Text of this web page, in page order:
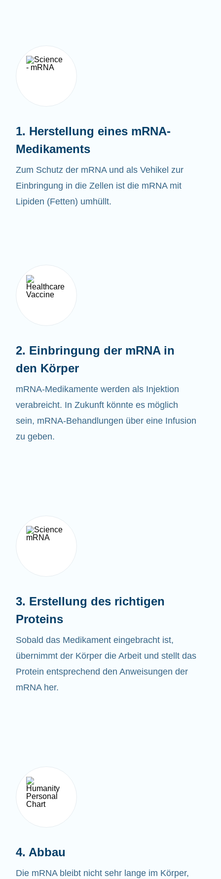
1. Herstellung eines mRNA-
Medikaments
Zum Schutz der mRNA und als Vehikel zur
Einbringung in die Zellen ist die mRNA mit
Lipiden (Fetten) umhüllt.
2. Einbringung der mRNA in
den Körper
mRNA-Medikamente werden als Injektion
verabreicht. In Zukunft könnte es möglich
sein, mRNA-Behandlungen über eine Infusion
zu geben.
3. Erstellung des richtigen
Proteins
Sobald das Medikament eingebracht ist,
übernimmt der Körper die Arbeit und stellt das
Protein entsprechend den Anweisungen der
mRNA her.
4. Abbau
Die mRNA bleibt nicht sehr lange im Körper,